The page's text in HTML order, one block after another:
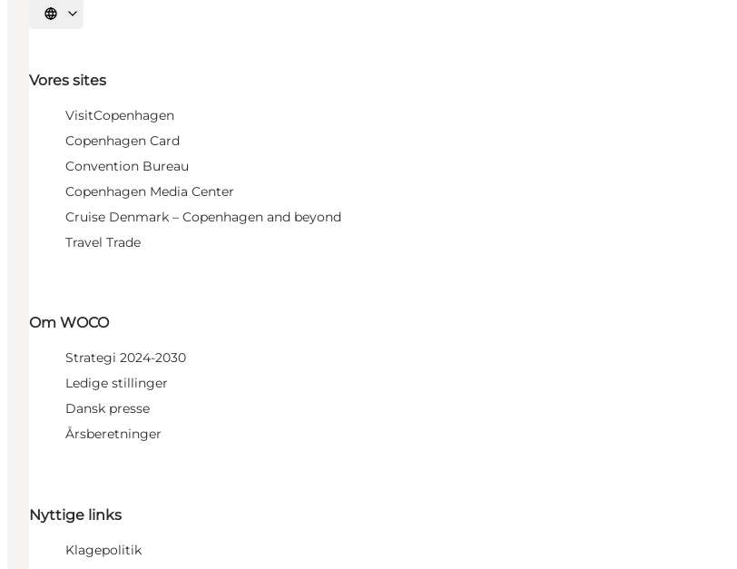
Vælg sprog
Vores sites
VisitCopenhagen
Copenhagen Card
Convention Bureau
Copenhagen Media Center
Cruise Denmark – Copenhagen and beyond
Travel Trade
Om WOCO
Strategi 2024-2030
Ledige stillinger
Dansk presse
Årsberetninger
Nyttige links
Klagepolitik